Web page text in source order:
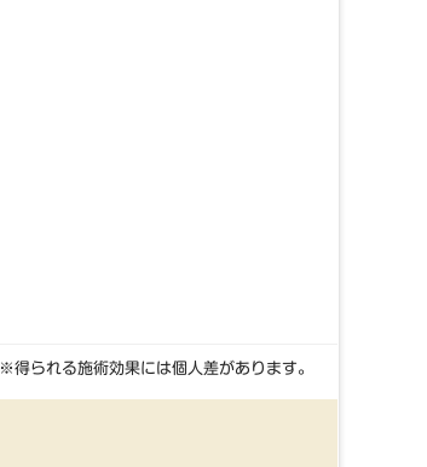
※得られる施術効果には個人差があります。